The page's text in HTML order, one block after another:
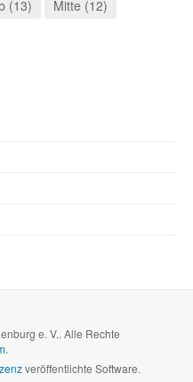
(13) Mitte (12)
e. V.. Alle Rechte
.
veröffentlichte Software.